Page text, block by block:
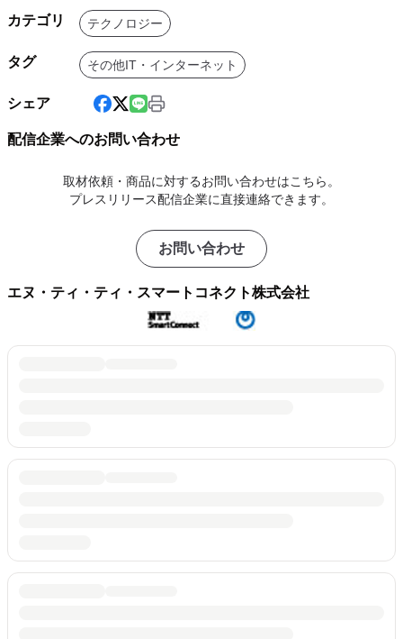
カテゴリ テクノロジー
タグ その他IT・インターネット
シェア
配信企業へのお問い合わせ
取材依頼・商品に対するお問い合わせはこちら。
プレスリリース配信企業に直接連絡できます。
お問い合わせ
エヌ・ティ・ティ・スマートコネクト株式会社